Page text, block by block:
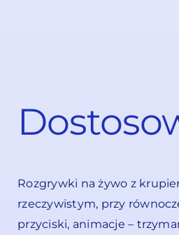
Rozgrywki na żywo z
rzeczywistym, przy
przyciski, animacje –